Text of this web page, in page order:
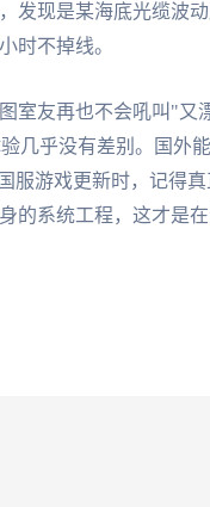
发现是某海底光缆波
时不掉线。
室友再也不会吼叫"又
几乎没有差别。国外
服游戏更新时，记得
的系统工程，这才是